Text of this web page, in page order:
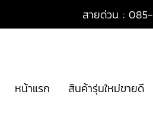
สายด่วน :
หน้าแรก สินค้ารุ่นใหม่ขายดี